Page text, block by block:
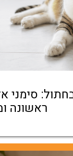
סימני
ראשונה